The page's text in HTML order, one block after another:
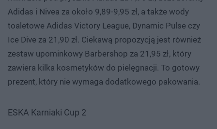
Adidas i Nivea za około 9,89-9,95 zł, a także wody
toaletowe Adidas Victory League, Dynamic Pulse czy
Ice Dive za 21,90 zł. Ciekawą propozycją jest również
zestaw upominkowy Barbershop za 21,95 zł, który
zawiera kilka kosmetyków do pielęgnacji. To gotowy
prezent, który nie wymaga dodatkowego pakowania.
ESKA Karniaki Cup 2